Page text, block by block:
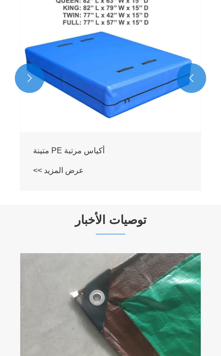
أكياس مرتبة PE متينة
عرض المزيد >>


توصيات الأخبار